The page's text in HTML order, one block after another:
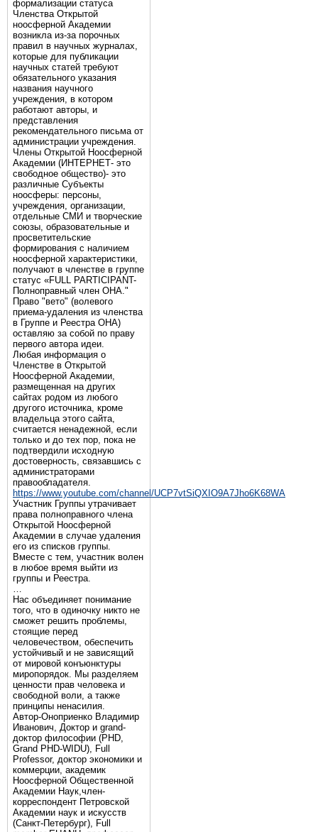
формализации статуса
Членства Открытой
ноосферной Академии
возникла из-за порочных
правил в научных журналах,
которые для публикации
научных статей требуют
обязательного указания
названия научного
учреждения, в котором
работают авторы, и
представления
рекомендательного письма от
администрации учреждения.
Члены Открытой Ноосферной
Академии (ИНТЕРНЕТ- это
свободное общество)- это
различные Субъекты
ноосферы: персоны,
учреждения, организации,
отдельные СМИ и творческие
союзы, образовательные и
просветительские
формирования с наличием
ноосферной характеристики,
получают в членстве в группе
статус «FULL PARTICIPANT-
Полноправный член ОНА."
Право "вето" (волевого
приема-удаления из членства
в Группе и Реестра ОНА)
оставляю за собой по праву
первого автора идеи.
Любая информация о
Членстве в Открытой
Ноосферной Академии,
размещенная на других
сайтах родом из любого
другого источника, кроме
владельца этого сайта,
считается ненадежной, если
только и до тех пор, пока не
подтвердили исходную
достоверность, связавшись с
администраторами
правообладателя.
https://www.youtube.com/channel/UCP7vtSiQXIO9A7Jho6K68WA
Участник Группы утрачивает
права полноправного члена
Открытой Ноосферной
Академии в случае удаления
его из списков группы.
Вместе с тем, участник волен
в любое время выйти из
группы и Реестра.
…
Нас объединяет понимание
того, что в одиночку никто не
сможет решить проблемы,
стоящие перед
человечеством, обеспечить
устойчивый и не зависящий
от мировой конъюнктуры
миропорядок. Мы разделяем
ценности прав человека и
свободной воли, а также
принципы ненасилия.
Автор-Оноприенко Владимир
Иванович, Доктор и grand-
доктор философии (PHD,
Grand PHD-WIDU), Full
Professor, доктор экономики и
коммерции, академик
Ноосферной Общественной
Академии Наук,член-
корреспондент Петровской
Академии наук и искусств
(Санкт-Петербург), Full